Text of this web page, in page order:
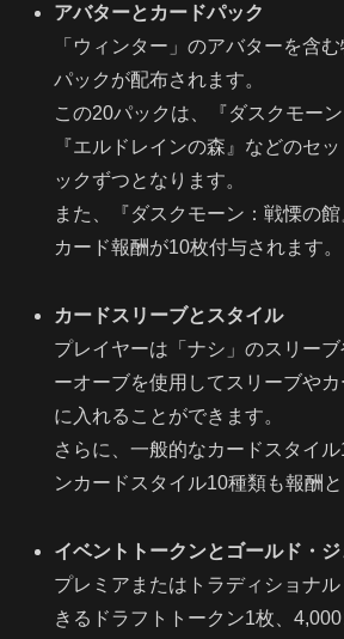
アバターとカードパック
「ウィンター」のアバターを含
パックが配布されます。
この20パックは、『ダスクモー
『エルドレインの森』などのセ
ックずつとなります。
また、『ダスクモーン：戦慄の
カード報酬が10枚付与されます。
カードスリーブとスタイル
プレイヤーは「ナシ」のスリー
ーオーブを使用してスリーブや
に入れることができます。
さらに、一般的なカードスタイ
ンカードスタイル10種類も報酬と
イベントトークンとゴールド・ジ
プレミアまたはトラディショナ
きるドラフトトークン1枚、